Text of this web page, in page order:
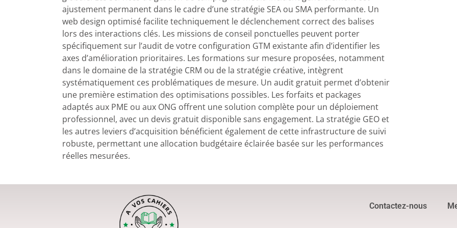
ajustement permanent dans le cadre d’une stratégie SEA ou SMA performante. Un
web design optimisé facilite techniquement le déclenchement correct des balises
lors des interactions clés. Les missions de conseil ponctuelles peuvent porter
spécifiquement sur l’audit de votre configuration GTM existante afin d’identifier les
axes d’amélioration prioritaires. Les formations sur mesure proposées, notamment
dans le domaine de la stratégie CRM ou de la stratégie créative, intègrent
systématiquement ces problématiques de mesure. Un audit gratuit permet d’obtenir
une première estimation des optimisations possibles. Les forfaits et packages
adaptés aux PME ou aux ONG offrent une solution complète pour un déploiement
professionnel, avec un devis gratuit disponible sans engagement. La stratégie GEO et
les autres leviers d’acquisition bénéficient également de cette infrastructure de suivi
robuste, permettant une allocation budgétaire éclairée basée sur les performances
réelles mesurées.
Contactez-nous